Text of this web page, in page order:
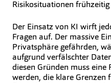
Risikosituationen
Der Einsatz von KI wirft
Fragen auf. Der massive
Privatsphäre gefährden,
aufgrund verfälschter
diesen Gründen muss eine
werden, die klare Grenzen